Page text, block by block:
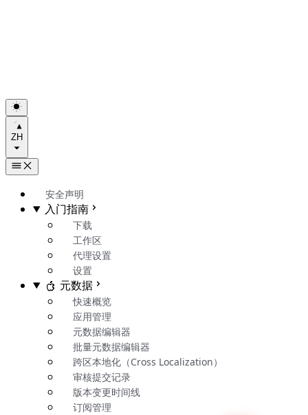
ZH
安全声明
入门指南
下载
工作区
代理设置
设置
元数据
快速概览
应用管理
元数据编辑器
批量元数据编辑器
跨区本地化（Cross Localization）
审核提交记录
版本变更时间线
订阅管理